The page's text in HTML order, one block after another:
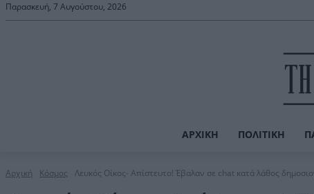
Παρασκευή, 7 Αυγούστου, 2026
ΑΡΧΙΚΉ ΠΟΛΙΤΙΚΉ
Αρχική Κόσμος Λευκός Οίκος- Απίστευτο! Έβαλαν σε chat κατά λάθος